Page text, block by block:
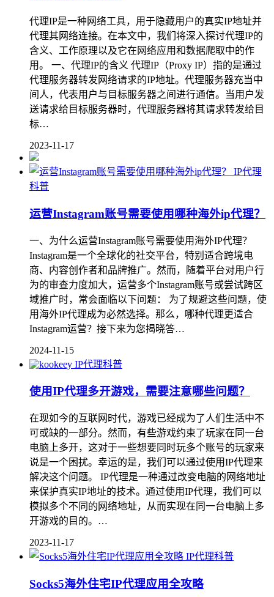
代理IP是一种网络工具，用于隐藏用户的真实IP地址并
代理其网络连接。在本文中，我们将深入探讨代理IP的
含义、工作原理以及它在网络应用和数据爬取中的作
用。 一、代理IP的含义 代理IP（Proxy IP）指的是通过
代理服务器转发网络请求的IP地址。代理服务器充当中
间人，代表用户与目标服务器之间进行通信。当用户发
送请求给目标服务器时，代理服务器将其请求转发给目
标…
2023-11-17
IP代理
科普
运营Instagram账号需要使用哪种海外ip代理？
一、为什么运营Instagram账号需要使用海外IP代理？
Instagram是一个全球化的社交平台，特别适合跨境电
商、内容创作者和品牌推广。然而，随着平台对用户行
为的审查力度加大，运营多个Instagram账号或尝试跨区
域推广时，常会面临以下问题： 为了规避这些问题，使
用海外IP代理成为必然选择。那么，哪种代理更适合
Instagram运营？接下来为您揭晓答…
2024-11-15
IP代理科普
使用IP代理多开游戏，需要注意哪些问题？
在现如今的互联网时代，游戏已经成为了人们生活中不
可或缺的一部分。然而，有些游戏约束了玩家在同一台
电脑上多开，这对于一些想要同时玩多个账号的玩家来
说是一个困扰。幸运的是，我们可以通过使用IP代理来
解决这个问题。 IP代理是一种通过改变电脑的网络地址
来保护真实IP地址的技术。通过使用IP代理，我们可以
模拟多个不同的网络地址，从而实现在同一台电脑上多
开游戏的目的。…
2023-11-17
IP代理科普
Socks5海外住宅IP代理应用全攻略